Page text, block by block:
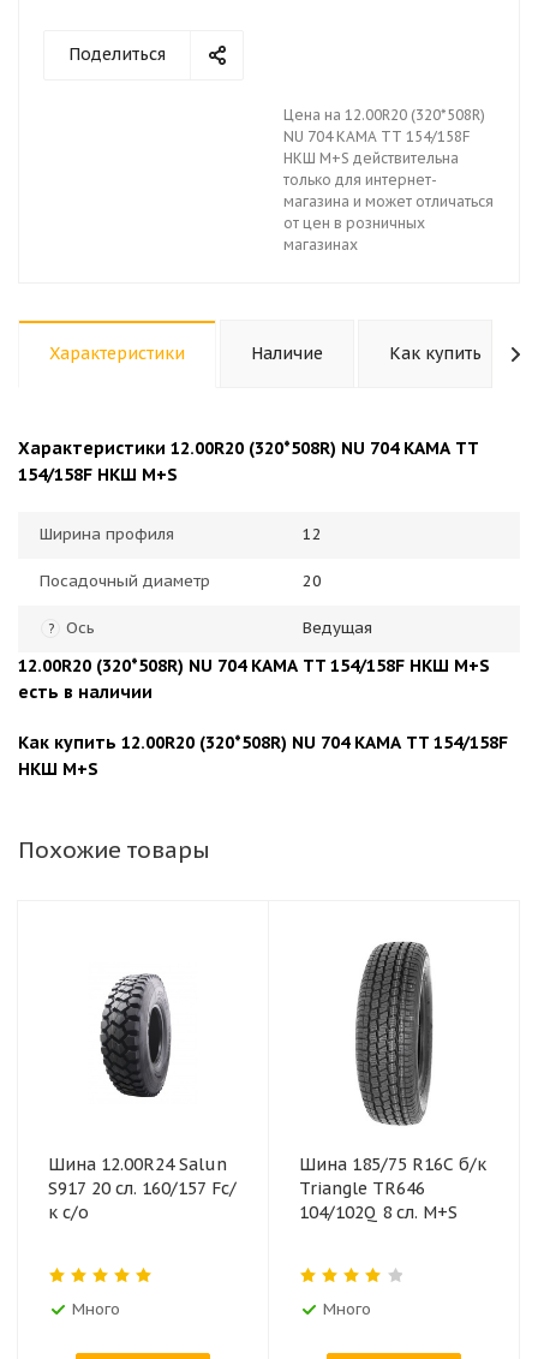
Поделиться
Цена на 12.00R20 (320*508R)
NU 704 КАМА TT 154/158F
НКШ М+S действительна
только для интернет-
магазина и может отличаться
от цен в розничных
магазинах
Характеристики Наличие Как купить
Характеристики 12.00R20 (320*508R) NU 704 КАМА TT
154/158F НКШ М+S
Ширина профиля 12
Посадочный диаметр 20
? Ось Ведущая
12.00R20 (320*508R) NU 704 КАМА TT 154/158F НКШ М+S
есть в наличии
Как купить 12.00R20 (320*508R) NU 704 КАМА TT 154/158F
НКШ М+S
Похожие товары
Шина 12.00R24 Salun
S917 20 сл. 160/157 Fс/
к с/о
Много
Шина 185/75 R16C б/к
Triangle TR646
104/102Q 8 сл. M+S
Много